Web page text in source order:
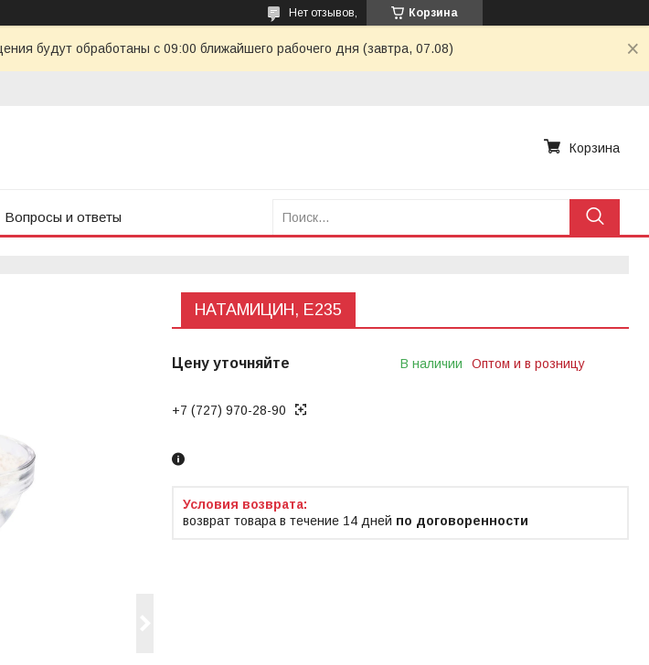
Корзина
Нет отзывов,
будут обработаны с 09:00 ближайшего рабочего дня (завтра, 07.08)
Корзина
Вопросы и ответы
НАТАМИЦИН, Е235
Цену уточняйте В наличии Оптом и в розницу
+7 (727) 970-28-90
возврат товара в течение 14 дней по договоренности